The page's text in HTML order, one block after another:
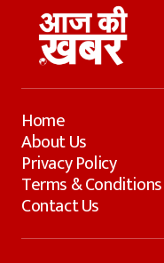
Home
About Us
Privacy Policy
Terms & Conditions
Contact Us